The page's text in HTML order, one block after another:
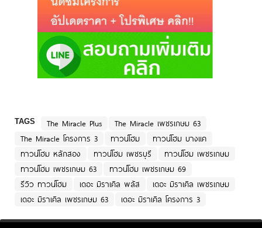
TAGS The Miracle Plus
The Miracle เพชรเกษม 63
The Miracle โครงการ 3
ทาวน์โฮม
ทาวน์โฮม บางแค
ทาวน์โฮม หลักสอง
ทาวน์โฮม เพชรบุรี
ทาวน์โฮม เพชรเกษม
ทาวน์โฮม เพชรเกษม 63
ทาวน์โฮม เพชรเกษม 69
รีวิว ทาวน์โฮม
เดอะ มิราเคิล พลัส
เดอะ มิราเคิล เพชรเกษม
เดอะ มิราเคิล เพชรเกษม 63
เดอะ มิราเคิล โครงการ 3